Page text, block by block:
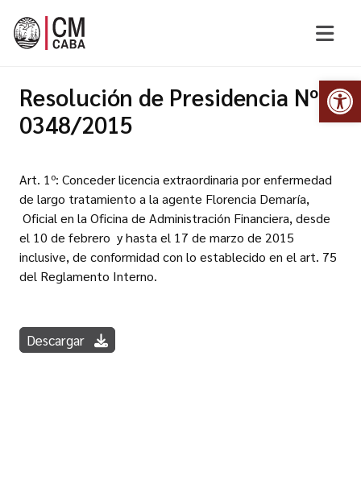
Resolución de Presidencia Nº
0348/2015
Art. 1º: Conceder licencia extraordinaria por enfermedad
de largo tratamiento a la agente Florencia Demaría,
Oficial en la Oficina de Administración Financiera, desde
el 10 de febrero y hasta el 17 de marzo de 2015
inclusive, de conformidad con lo establecido en el art. 75
del Reglamento Interno.
Descargar